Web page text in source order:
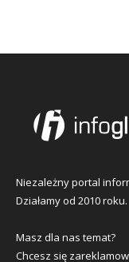
Niezależny portal
Działamy od 2010 roku.
Masz dla nas temat?
Chcesz się